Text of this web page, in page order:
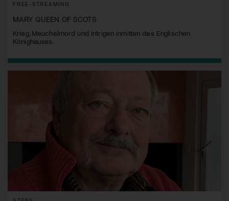
FREE-STREAMING
MARY QUEEN OF SCOTS
Krieg, Meuchelmord und Intrigen inmitten des Englischen
Könighauses.